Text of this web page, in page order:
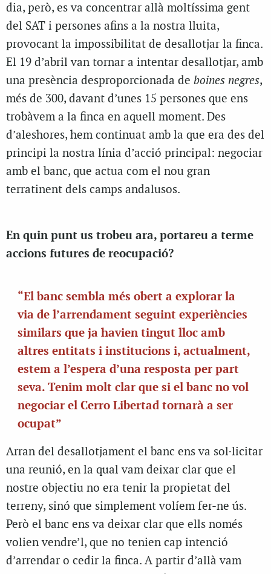
dia, però, es va concentrar allà moltíssima gent
del SAT i persones afins a la nostra lluita,
provocant la impossibilitat de desallotjar la finca.
El 19 d’abril van tornar a intentar desallotjar, amb
una presència desproporcionada de boines negres,
més de 300, davant d’unes 15 persones que ens
trobàvem a la finca en aquell moment. Des
d’aleshores, hem continuat amb la que era des del
principi la nostra línia d’acció principal: negociar
amb el banc, que actua com el nou gran
terratinent dels camps andalusos.
En quin punt us trobeu ara, portareu a terme
accions futures de reocupació?
“El banc sembla més obert a explorar la
via de l’arrendament seguint experiències
similars que ja havien tingut lloc amb
altres entitats i institucions i, actualment,
estem a l’espera d’una resposta per part
seva. Tenim molt clar que si el banc no vol
negociar el Cerro Libertad tornarà a ser
ocupat”
Arran del desallotjament el banc ens va sol·licitar
una reunió, en la qual vam deixar clar que el
nostre objectiu no era tenir la propietat del
terreny, sinó que simplement volíem fer-ne ús.
Però el banc ens va deixar clar que ells només
volien vendre’l, que no tenien cap intenció
d’arrendar o cedir la finca. A partir d’allà vam